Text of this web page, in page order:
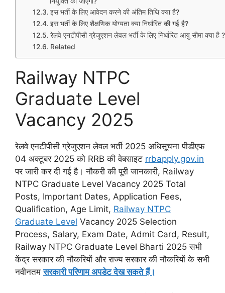
इस भर्ती के लिए आवेदन करने की अंतिम तिथि क्या है?
इस भर्ती के लिए शैक्षणिक योग्यता क्या निर्धारित की गई है?
रेलवे एनटीपीसी ग्रेजुएशन लेवल भर्ती के लिए निर्धारित आयु सीमा क्या है ?
Related
Railway NTPC
Graduate Level
Vacancy 2025
रेलवे एनटीपीसी ग्रेजुएशन लेवल भर्ती 2025 अधिसूचना पीडीएफ
04 अक्टूबर 2025 को RRB की वेबसाइट rrbapply.gov.in
पर जारी कर दी गई है। नौकरी की पूरी जानकारी, Railway
NTPC Graduate Level Vacancy 2025 Total
Posts, Important Dates, Application Fees,
Qualification, Age Limit, Railway NTPC
Graduate Level Vacancy 2025 Selection
Process, Salary, Exam Date, Admit Card, Result,
Railway NTPC Graduate Level Bharti 2025 सभी
केंद्र सरकार की नौकरियों और राज्य सरकार की नौकरियों के सभी
नवीनतमसरकारी परिणाम अपडेट देख सकते हैं।